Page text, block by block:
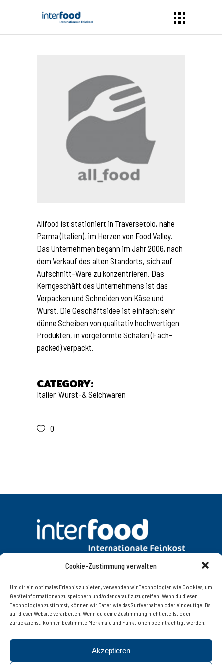
Cookie-Zustimmung verwalten
Um dir ein optimales Erlebnis zu bieten, verwenden wir Technologien wie Cookies, um
Geräteinformationen zu speichern und/oder darauf zuzugreifen. Wenn du diesen
Technologien zustimmst, können wir Daten wie das Surfverhalten oder eindeutige IDs
auf dieser Website verarbeiten. Wenn du deine Zustimmung nicht erteilst oder
zurückziehst, können bestimmte Merkmale und Funktionen beeinträchtigt werden.
Akzeptieren
Allfood ist stationiert in Traversetolo, nahe
Parma (Italien), im Herzen von Food Valley.
Das Unternehmen begann im Jahr 2006, nach
dem Verkauf des alten Standorts, sich auf
Aufschnitt-Ware zu konzentrieren. Das
Kerngeschäft des Unternehmens ist das
Verpacken und Schneiden von Käse und
Wurst. Die Geschäftsidee ist einfach: sehr
dünne Scheiben von qualitativ hochwertigen
Produkten, in vorgeformte Schalen (Fach-
packed) verpackt.
CATEGORY:
Italien Wurst-& Selchwaren
0
KONTAKT IMPRESSUM
Innsbruckerstrasse 77, 6060 Hall in Tirol | Tel. +43 (0)